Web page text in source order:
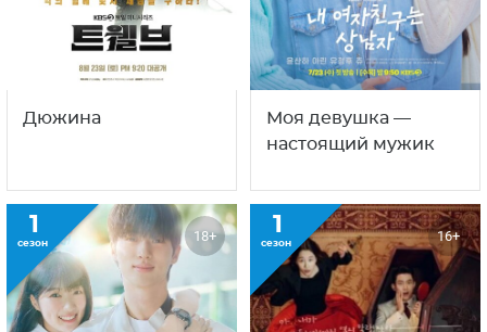
Дюжина
Моя девушка —
настоящий мужик
1
сезон 18+ 1
сезон 16+